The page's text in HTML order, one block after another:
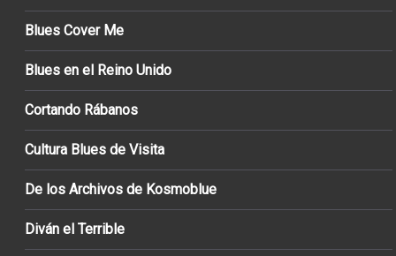
Blues Cover Me
Blues en el Reino Unido
Cortando Rábanos
Cultura Blues de Visita
De los Archivos de Kosmoblue
Diván el Terrible